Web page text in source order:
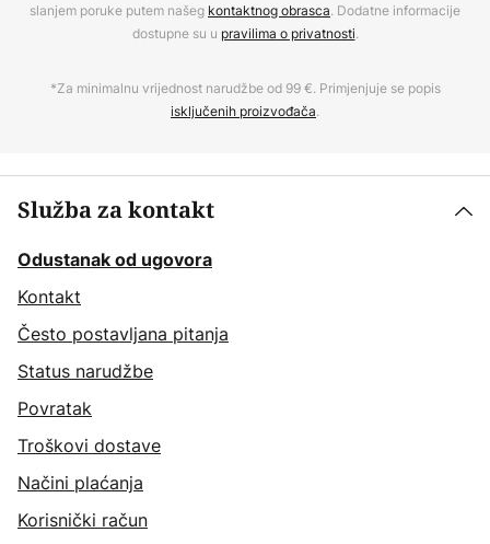
slanjem poruke putem našeg kontaktnog obrasca. Dodatne informacije
dostupne su u pravilima o privatnosti.
*Za minimalnu vrijednost narudžbe od 99 €. Primjenjuje se popis
isključenih proizvođača.
Služba za kontakt
Odustanak od ugovora
Kontakt
Često postavljana pitanja
Status narudžbe
Povratak
Troškovi dostave
Načini plaćanja
Korisnički račun